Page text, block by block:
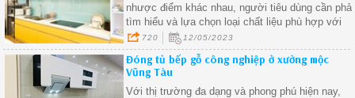
nhược điểm khác nhau, người tiêu dùng cần phải
tìm hiểu và lựa chọn loại chất liệu phù hợp với
nhu cầu và sở thích của mình
720 12/05/2023
Đóng tủ bếp gỗ công nghiệp ở xưởng mộc
Vũng Tàu
Với thị trường đa dạng và phong phú hiện nay,